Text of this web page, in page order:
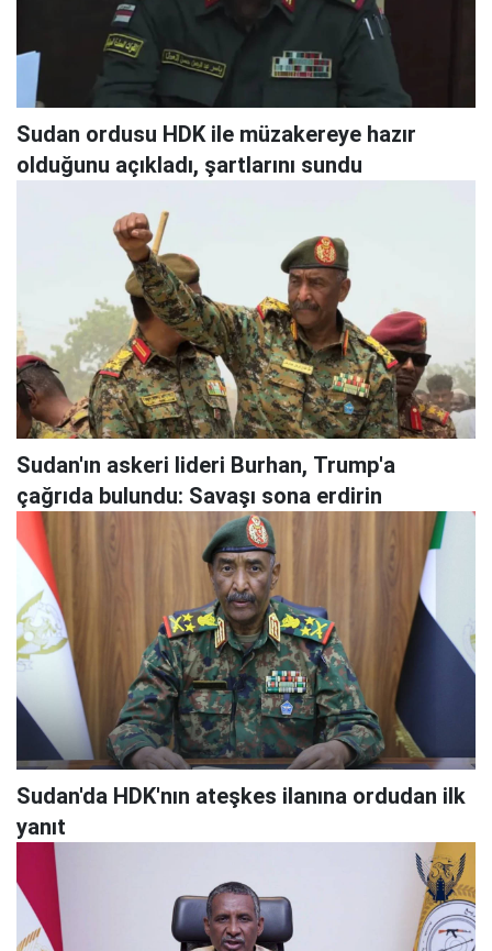
Sudan ordusu HDK ile müzakereye hazır
olduğunu açıkladı, şartlarını sundu
Sudan'ın askeri lideri Burhan, Trump'a
çağrıda bulundu: Savaşı sona erdirin
Sudan'da HDK'nın ateşkes ilanına ordudan ilk
yanıt